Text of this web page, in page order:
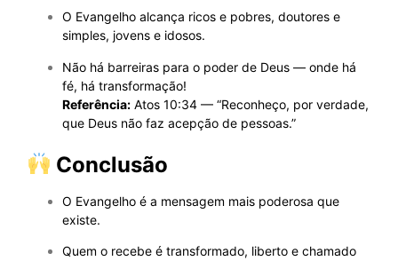
O Evangelho alcança ricos e pobres, doutores e
simples, jovens e idosos.
Não há barreiras para o poder de Deus — onde há
fé, há transformação!
Referência: Atos 10:34 — “Reconheço, por verdade,
que Deus não faz acepção de pessoas.”
Conclusão
O Evangelho é a mensagem mais poderosa que
existe.
Quem o recebe é transformado, liberto e chamado